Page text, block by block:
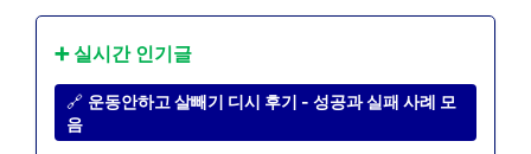
➕ 실시간 인기글
🔗 운동안하고 살빼기 디시 후기 - 성공과 실패 사례 모
음